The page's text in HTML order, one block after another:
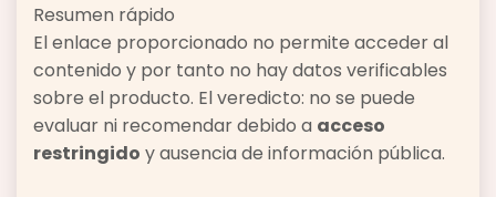
Resumen rápido
El enlace proporcionado no permite acceder al
contenido y por tanto no hay datos verificables
sobre el producto. El veredicto: no se puede
evaluar ni recomendar debido a acceso
restringido y ausencia de información pública.